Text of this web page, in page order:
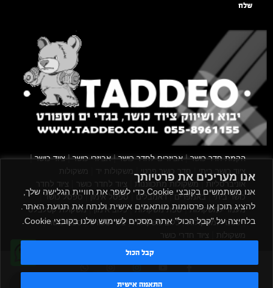
אנו מעריכים את פרטיותך
אנו משתמשים בקובצי Cookie כדי לשפר את חוויית הגלישה שלך,
להציג תוכן או פרסומות מותאמים אישית ולנתח את תנועת האתר.
בלחיצה על "קבל הכול" אתה מסכים לשימוש שלנו בקובצי Cookie.
התאמה אישית
קבל הכול
שלח
הקמת חדר כושר|אביזרים לחדר כושר|אביזרי כושר|ציוד כושר|
ציוד כושר ביתי חדר כושר פרטי משקולות יד
משקולות
אוניברסליות |משקולות מתכווננות ציוד לחדר כושר
ציוד לחדר
כושר ביתי|באמפרים |דאמבלים |ספסל אימון | ספסל כושר|
מעמד למשקולות|ספת משקולות |כלוב אימון|משקולת קטלבלס
|סטנד למשקולות|כלוב משקולות|ציוד ספורט|ספת כושר|
משקולות ציוד חדרי כושר